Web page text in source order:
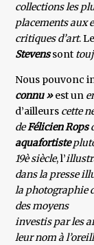
collections les
placements aux
critiques d’art.
Stevenssont
Nous pouvonc
connu »est un
d’ailleurs cette
deFélicien Rops
aquafortiste
19è siècle, l’
dans la presse
la photographie
des moyens
investis par les
leur nom à